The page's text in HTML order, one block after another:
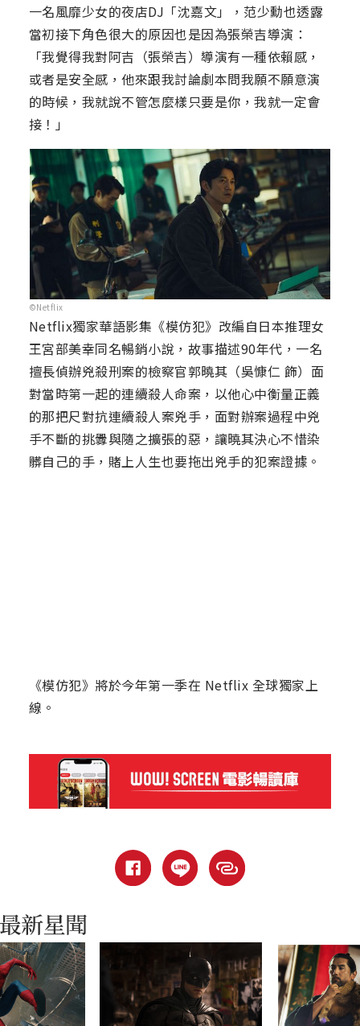
一名風靡少女的夜店DJ「沈嘉文」，范少勳也透露
當初接下角色很大的原因也是因為張榮吉導演：
「我覺得我對阿吉（張榮吉）導演有一種依賴感，
或者是安全感，他來跟我討論劇本問我願不願意演
的時候，我就說不管怎麼樣只要是你，我就一定會
接！」
©Netflix
Netflix獨家華語影集《模仿犯》改編自日本推理女
王宮部美幸同名暢銷小說，故事描述90年代，一名
擅長偵辦兇殺刑案的檢察官郭曉其（吳慷仁 飾）面
對當時第一起的連續殺人命案，以他心中衡量正義
的那把尺對抗連續殺人案兇手，面對辦案過程中兇
手不斷的挑釁與隨之擴張的惡，讓曉其決心不惜染
髒自己的手，賭上人生也要拖出兇手的犯案證據。
《模仿犯》將於今年第一季在 Netflix 全球獨家上
線。